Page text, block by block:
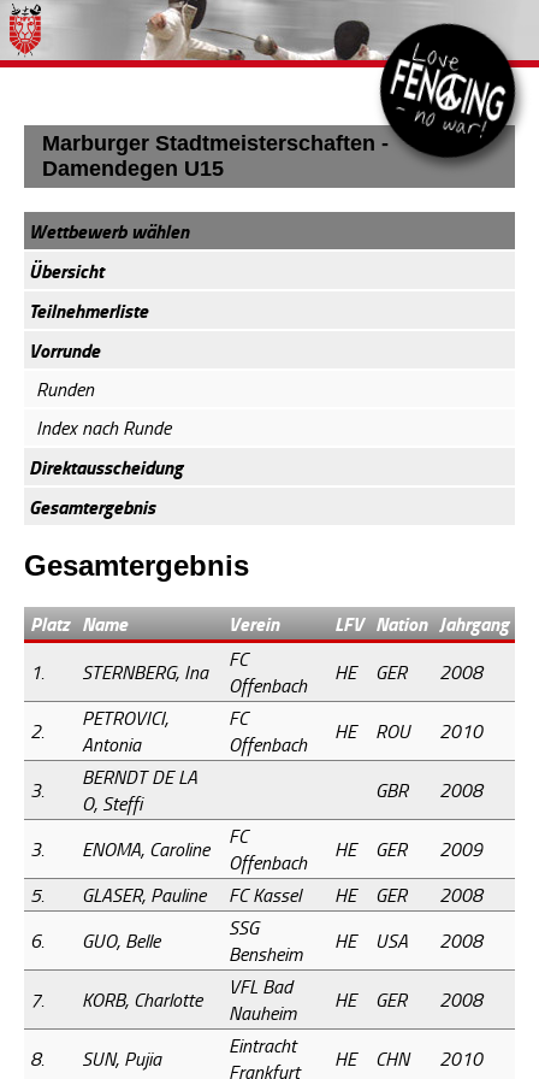
Marburger Stadtmeisterschaften -
Damendegen U15
Wettbewerb wählen
Übersicht
Teilnehmerliste
Vorrunde
Runden
Index nach Runde
Direktausscheidung
Gesamtergebnis
Gesamtergebnis
Platz Name Verein LFV Nation Jahrgang
1. STERNBERG, Ina
FC
Offenbach
HE GER 2008
2.
PETROVICI,
Antonia
FC
Offenbach
HE ROU 2010
3.
BERNDT DE LA
O, Steffi
GBR 2008
3. ENOMA, Caroline
FC
Offenbach
HE GER
2009
5.
GLASER, Pauline FC Kassel HE GER
2008
6.
GUO, Belle
SSG
Bensheim
HE USA 2008
7. KORB, Charlotte
VFL Bad
Nauheim
HE GER 2008
8. SUN, Pujia
Eintracht
Frankfurt
HE CHN 2010